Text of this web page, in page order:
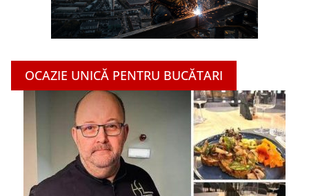
OCAZIE UNICĂ PENTRU BUCĂTARI